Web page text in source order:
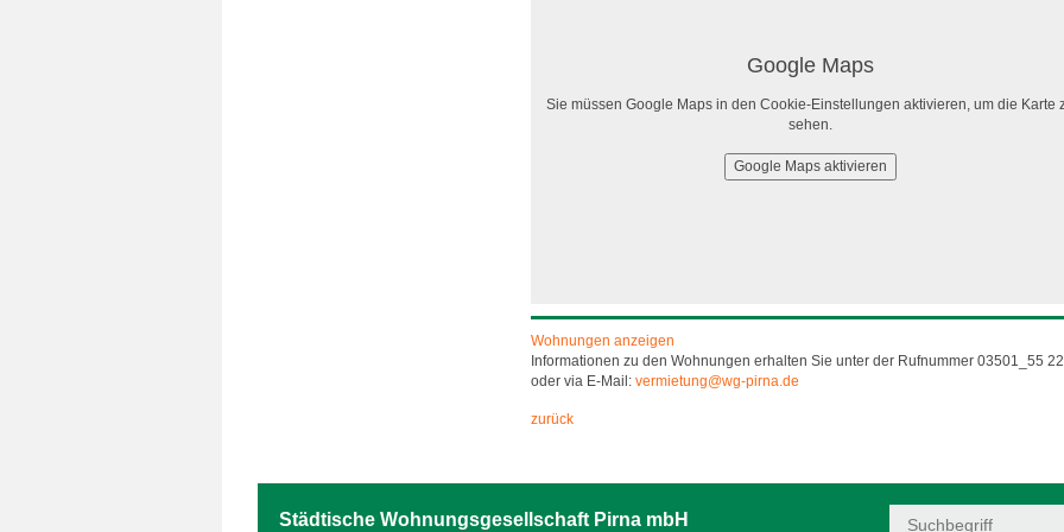
Google Maps
Sie müssen Google Maps in den Cookie-Einstellungen aktivieren, um die Karte
sehen.
Google Maps aktivieren
Wohnungen anzeigen
Informationen zu den Wohnungen erhalten Sie unter der Rufnummer 03501_55
oder via E-Mail: vermietung@wg-pirna.de
zurück
Städtische Wohnungsgesellschaft Pirna mbH